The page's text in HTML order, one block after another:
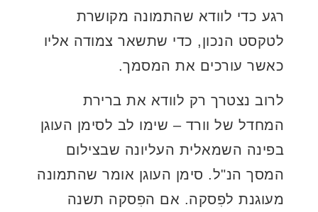
רגע כדי לוודא שהתמונה מקושרת
לטקסט הנכון, כדי שתשאר צמודה אליו
כאשר עורכים את המסמך.
לרוב נצטרך רק לוודא את ברירת
המחדל של וורד – שימו לב לסימן העוגן
בפינה השמאלית העליונה שבצילום
המסך הנ"ל. סימן העוגן אומר שהתמונה
מעוגנת לפִסקה. אם הפִסקה תשנה